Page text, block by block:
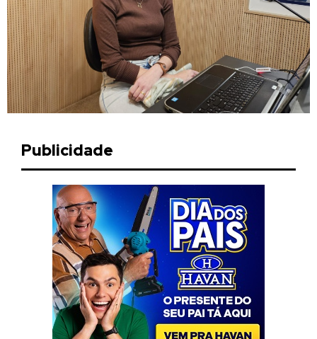
Publicidade